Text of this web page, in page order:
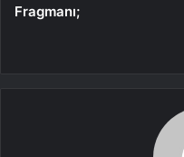
Fragmanı;